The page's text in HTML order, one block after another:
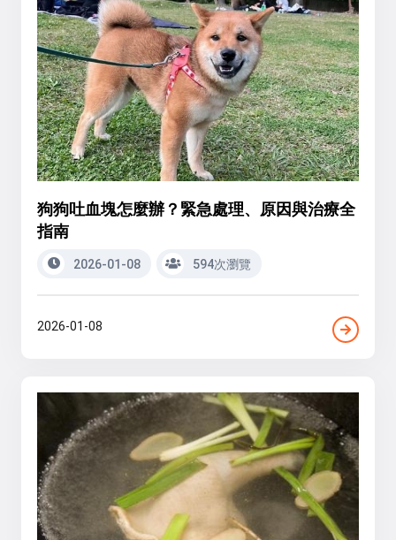
狗狗吐血塊怎麼辦？緊急處理、原因與治療全
指南
2026-01-08 594次瀏覽
2026-01-08